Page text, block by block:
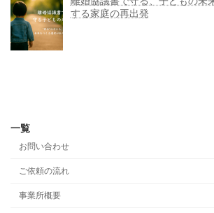
する家庭の再出発
一覧
お問い合わせ
ご依頼の流れ
事業所概要